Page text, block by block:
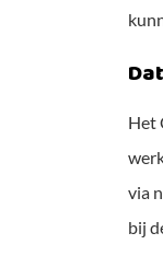
Het
via
bij